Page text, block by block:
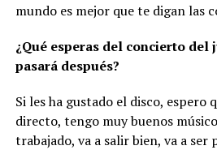
mundo es mejor que te digan las
¿Qué esperas del concierto del
pasará después?
Si les ha gustado el disco, espero
directo, tengo muy buenos
trabajado, va a salir bien, va a ser